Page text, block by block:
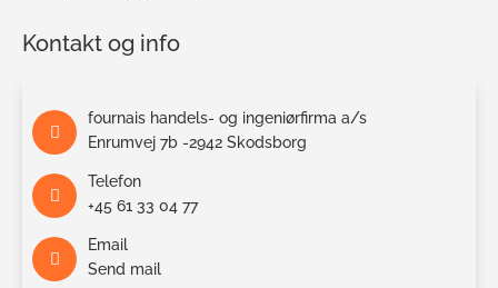
Kontakt og info
fournais handels- og ingeniørfirma a/s
Enrumvej 7b -2942 Skodsborg
Telefon
+45 61 33 04 77
Email
Send mail